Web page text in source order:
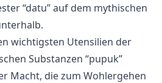
“datu” auf dem mythischen
wichtigsten Utensilien der
Substanzen “pupuk”
Macht, die zum Wohlergehen